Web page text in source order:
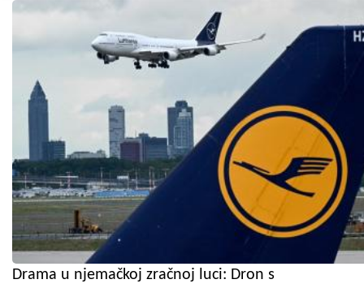
Drama u njemačkoj zračnoj luci: Dron s